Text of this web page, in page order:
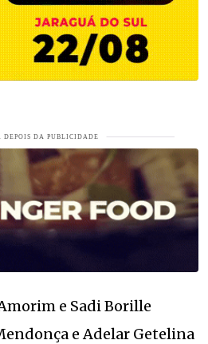
e Sadi Borille
e Adelar Getelina